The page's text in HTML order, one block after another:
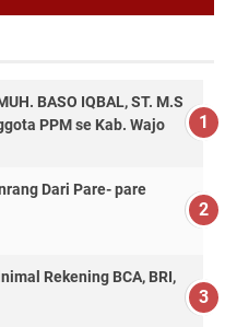
BASO IQBAL, ST. M.S
PPM se Kab. Wajo
Dari Pare- pare
Rekening BCA, BRI,